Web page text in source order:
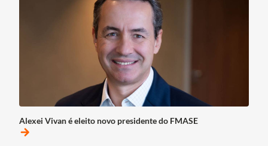
Alexei Vivan é eleito novo presidente do FMASE
arrow_forward